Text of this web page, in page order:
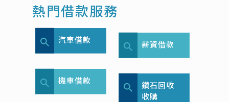
熱門借款服務
汽車借款
機車借款
薪資借款
鑽石回收
收購